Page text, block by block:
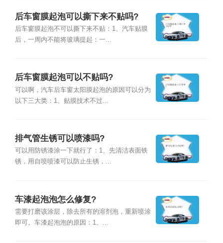
后车窗膜起泡可以撕下来不贴吗?
后车窗膜起泡不可以撕下来不贴：1、汽车贴膜
后，一周内不能将玻璃提起：一...
后车窗膜起泡可以不贴吗?
可以啊，汽车后车窗太阳膜起泡的原因可以分为
以下三大类：1、贴膜技术不过...
排气管生锈可以喷漆吗?
可以用防锈漆涂一下就行了：1、先清洁表面铁
锈，用自喷喷漆可以防止生锈，...
车漆起泡泡怎么修复?
需要打磨该涂层，除去所有的溶剂泡，重新喷涂
即可。车漆起泡泡的原因：1、...